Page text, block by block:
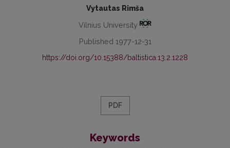
Vytautas Rimša
Vilnius University
Published 1977-12-31
https://doi.org/10.15388/baltistica.13.2.1228
PDF
Keywords